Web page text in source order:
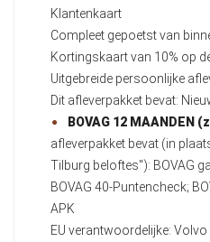
Klantenkaart
Compleet gepoetst van
Kortingskaart van 10% op
Uitgebreide persoonlijke
Dit afleverpakket bevat:
BOVAG 12 MAANDEN
afleverpakket bevat (in
Tilburg beloftes"): BOVAG
BOVAG 40-Puntencheck;
APK
EU verantwoordelijke: